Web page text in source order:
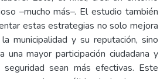
–mucho más–. El estudio también
estas estrategias no solo mejora
municipalidad y su reputación, sino
una mayor participación ciudadana y
sean más efectivas. Este